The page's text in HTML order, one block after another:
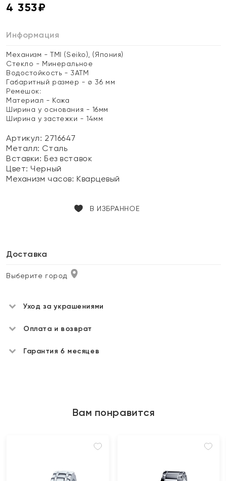
4 353₽
Информация
Механизм - TMI (Seiko), (Япония)
Стекло - Минеральное
Водостойкость - 3АТМ
Габаритный размер - ø 36 мм
Ремешок:
Материал - Кожа
Ширина у основания - 16мм
Ширина у застежки - 14мм
Артикул: 2716647
Металл: Сталь
Вставки:Без вставок
Цвет:Черный
Механизм часов: Кварцевый
В ИЗБРАННОЕ
Доставка
Выберите город
Уход за украшениями
Оплата и возврат
Гарантия 6 месяцев
Вам понравится